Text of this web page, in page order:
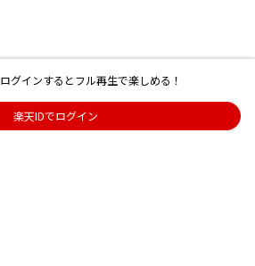
ログインするとフル再生で楽しめる！
楽天IDでログイン